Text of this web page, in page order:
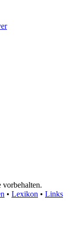
vorbehalten.
• Lexikon • Links